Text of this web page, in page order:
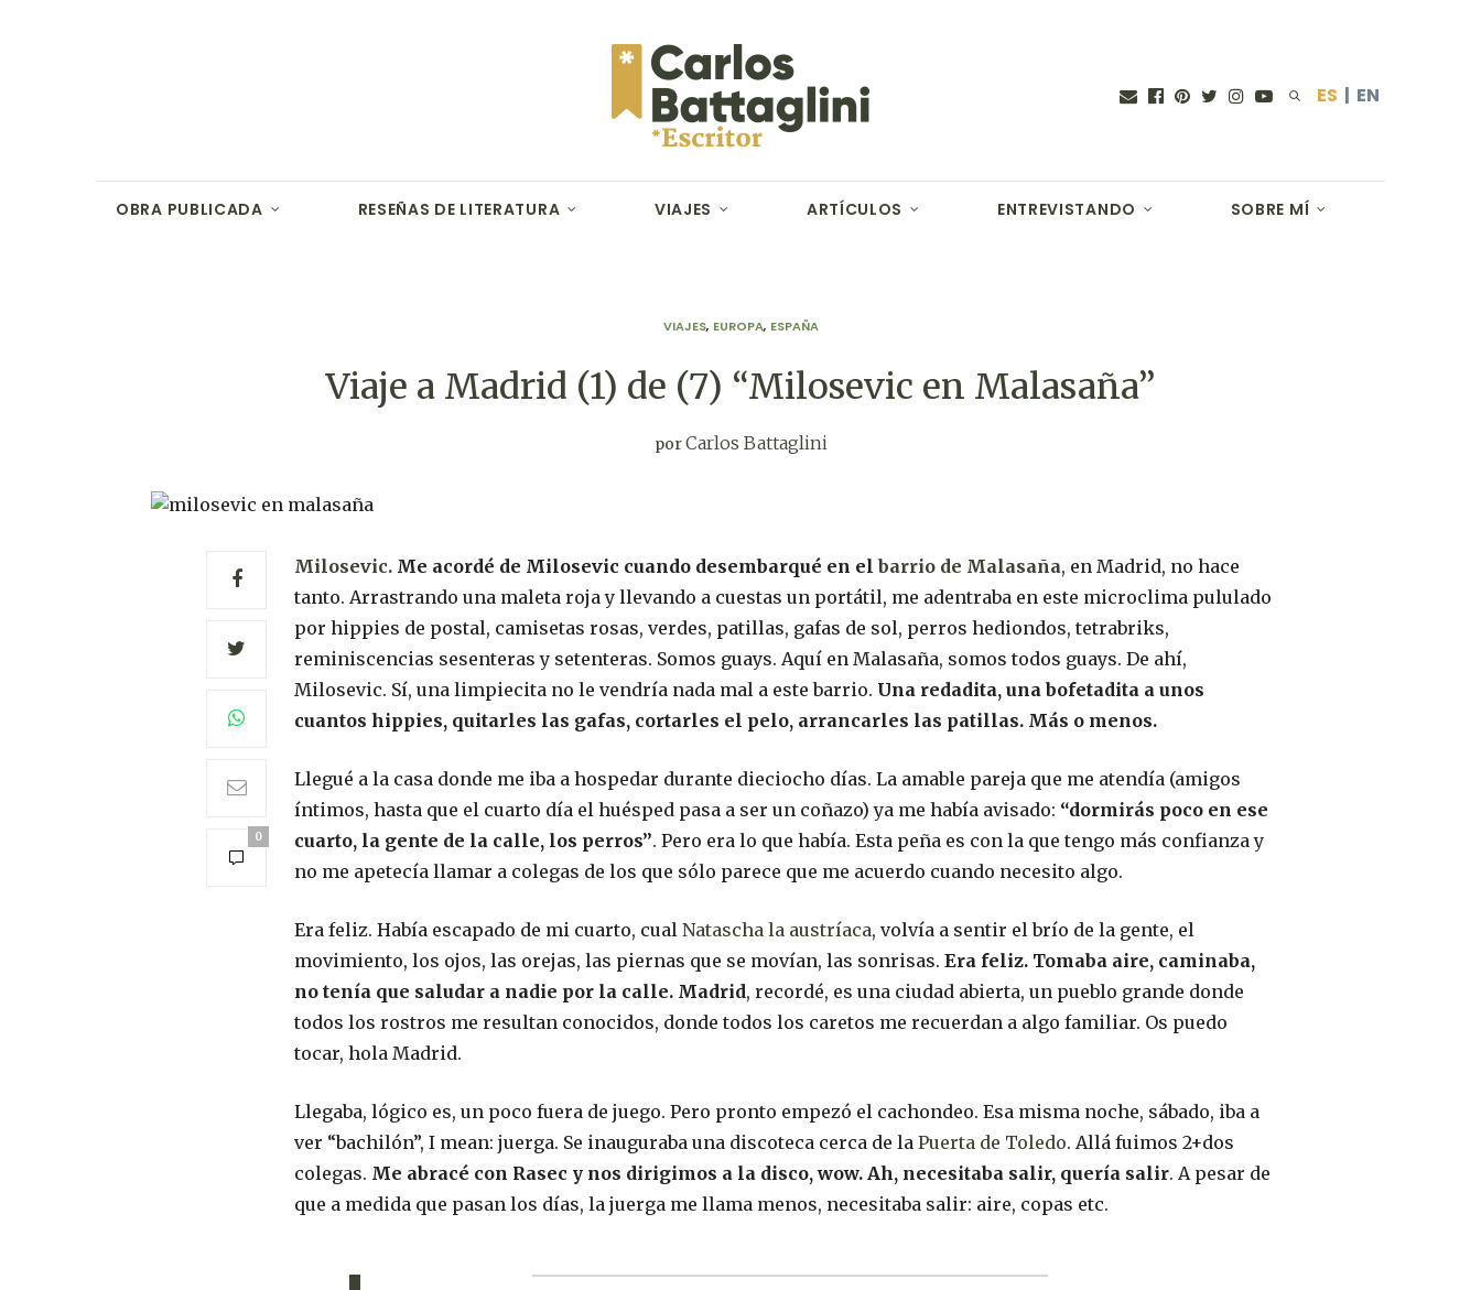
ES | EN
OBRA PUBLICADA RESEÑAS DE LITERATURA VIAJES ARTÍCULOS ENTREVISTANDO SOBRE MÍ
VIAJES, EUROPA, ESPAÑA
Viaje a Madrid (1) de (7) “Milosevic en Malasaña”
porCarlos Battaglini
0
Milosevic. Me acordé de Milosevic cuando desembarqué en elbarrio de Malasaña, en Madrid, no hace
tanto. Arrastrando una maleta roja y llevando a cuestas un portátil, me adentraba en este microclima pululado
por hippies de postal, camisetas rosas, verdes, patillas, gafas de sol, perros hediondos, tetrabriks,
reminiscencias sesenteras y setenteras. Somos guays. Aquí en Malasaña, somos todos guays. De ahí,
Milosevic. Sí, una limpiecita no le vendría nada mal a este barrio. Una redadita, una bofetadita a unos
cuantos hippies, quitarles las gafas, cortarles el pelo, arrancarles las patillas. Más o menos.
Llegué a la casa donde me iba a hospedar durante dieciocho días. La amable pareja que me atendía (amigos
íntimos, hasta que el cuarto día el huésped pasa a ser un coñazo) ya me había avisado: “dormirás poco en ese
cuarto, la gente de la calle, los perros”. Pero era lo que había. Esta peña es con la que tengo más confianza y
no me apetecía llamar a colegas de los que sólo parece que me acuerdo cuando necesito algo.
Era feliz. Había escapado de mi cuarto, cual Natascha la austríaca, volvía a sentir el brío de la gente, el
movimiento, los ojos, las orejas, las piernas que se movían, las sonrisas. Era feliz. Tomaba aire, caminaba,
no tenía que saludar a nadie por la calle. Madrid, recordé, es una ciudad abierta, un pueblo grande donde
todos los rostros me resultan conocidos, donde todos los caretos me recuerdan a algo familiar. Os puedo
tocar, hola Madrid.
Llegaba, lógico es, un poco fuera de juego. Pero pronto empezó el cachondeo. Esa misma noche, sábado, iba a
ver “bachilón”, I mean: juerga. Se inauguraba una discoteca cerca de la Puerta de Toledo. Allá fuimos 2+dos
colegas. Me abracé con Rasec y nos dirigimos a la disco, wow. Ah, necesitaba salir, quería salir. A pesar de
que a medida que pasan los días, la juerga me llama menos, necesitaba salir: aire, copas etc.